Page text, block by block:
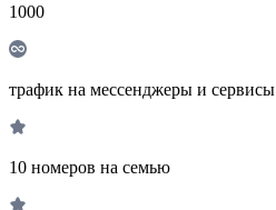
1000
трафик на мессенджеры и сервисы
10 номеров на семью